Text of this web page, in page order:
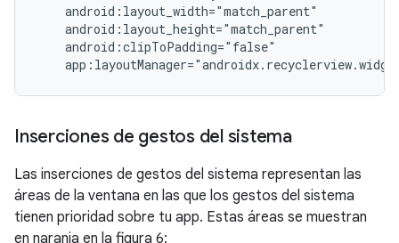
    android:layout_width="match_parent"
    android:layout_height="match_parent"
    android:clipToPadding="false"
Inserciones de gestos del sistema
Las inserciones de gestos del sistema representan las
áreas de la ventana en las que los gestos del sistema
tienen prioridad sobre tu app. Estas áreas se muestran
en naranja en la figura 6: